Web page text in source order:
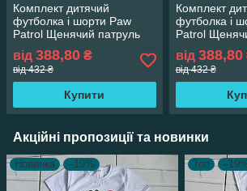
Комплект дитячий
футболка і шорти Paw
Patrol Щенячий патруль
від 388,80 ₴
від 432 ₴
Купити
Комплект
футболка і
Patrol
від 388,80
від 432 ₴
Акційні пропозиції та новинки
Новинка –19% Топ